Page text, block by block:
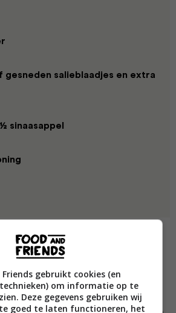
gesneden salieblaadjes en extra
sinaasappel
reepjes met de rasp van
Friends gebruikt cookies (en
om informatie op te
Deze gegevens gebruiken wij
goed te laten functioneren, het